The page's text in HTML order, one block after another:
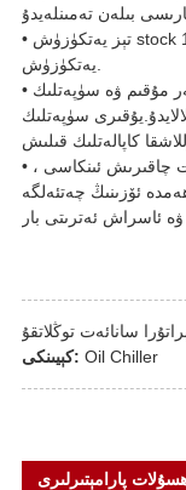
• تېز يەتكۈزۈش stock 1/2hp دىن 50hp ھاۋا سوۋۇتۇلغان توڭلاتقۇغا تېز
يەتكۈزۈش.
• مۇقىم خىزمەتچىلەر ： مۇقىم خىزمەتچىلەر مۇقىم ۋە سۈپەتلىك
سۈپەتلىك
• ئالتۇن مۇلازىمەت 1 1 سائەت ئىچىدە مۇلازىمەت چاقىرىش ئىنكاسى ،
ئۆزىنىڭ چەتئەلگە
سانائەت توڭلاتقۇ
كېيىنكى: Oil Chiller
پارامېتىرلىرى